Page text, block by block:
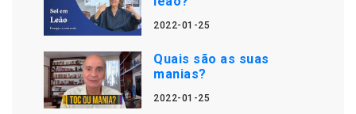
2022-01-25
Quais são as suas
manias?
2022-01-25